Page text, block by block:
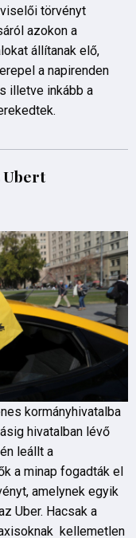
törvényt
azokon a
állítanak elő,
a napirenden
illetve inkább a
Ubert
kormányhivatalba
hivatalban lévő
leállt a
a minap fogadták el
amelynek egyik
Uber. Hacsak a
kellemetlen